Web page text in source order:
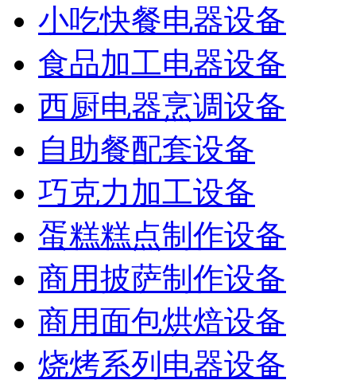
小吃快餐电器设备
食品加工电器设备
西厨电器烹调设备
自助餐配套设备
巧克力加工设备
蛋糕糕点制作设备
商用披萨制作设备
商用面包烘焙设备
烧烤系列电器设备